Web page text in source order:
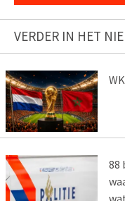
VERDER IN HET
88